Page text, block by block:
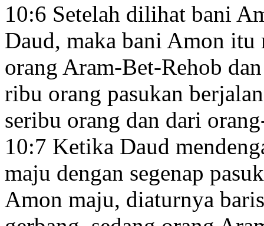
10:6 Setelah dilihat bani
Daud, maka bani Amon
orang Aram-Bet-Rehob
ribu orang pasukan
seribu orang dan dari
10:7 Ketika Daud
maju dengan segenap
Amon maju, diaturnya